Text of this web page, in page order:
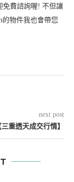
免費諮詢喔! 不但讓
的物件我也會帶您
next post
三重透天成交行情】